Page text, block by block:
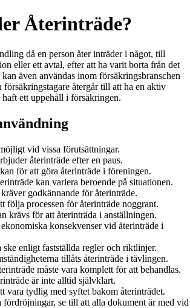
Återinträde?
då en person åter inträder i något, till
eller ett avtal, efter att ha varit borta från det
även användas inom försäkringsbranschen
försäkringstagare återgår till att ha en aktiv
ett uppehåll i försäkringen.
vid vissa förutsättningar.
återinträde efter en paus.
för att göra återinträde i föreningen.
kan variera beroende på situationen.
godkännande för återinträde.
följa processen för återinträde noggrant.
krävs för att återinträda i anställningen.
konsekvenser vid återinträde i
ske enligt fastställda regler och riktlinjer.
tillåts återinträde i tävlingen.
måste vara komplett för att behandlas.
är inte alltid självklart.
vara tydlig med syftet bakom återinträdet.
fördröjningar, se till att alla dokument är med vid